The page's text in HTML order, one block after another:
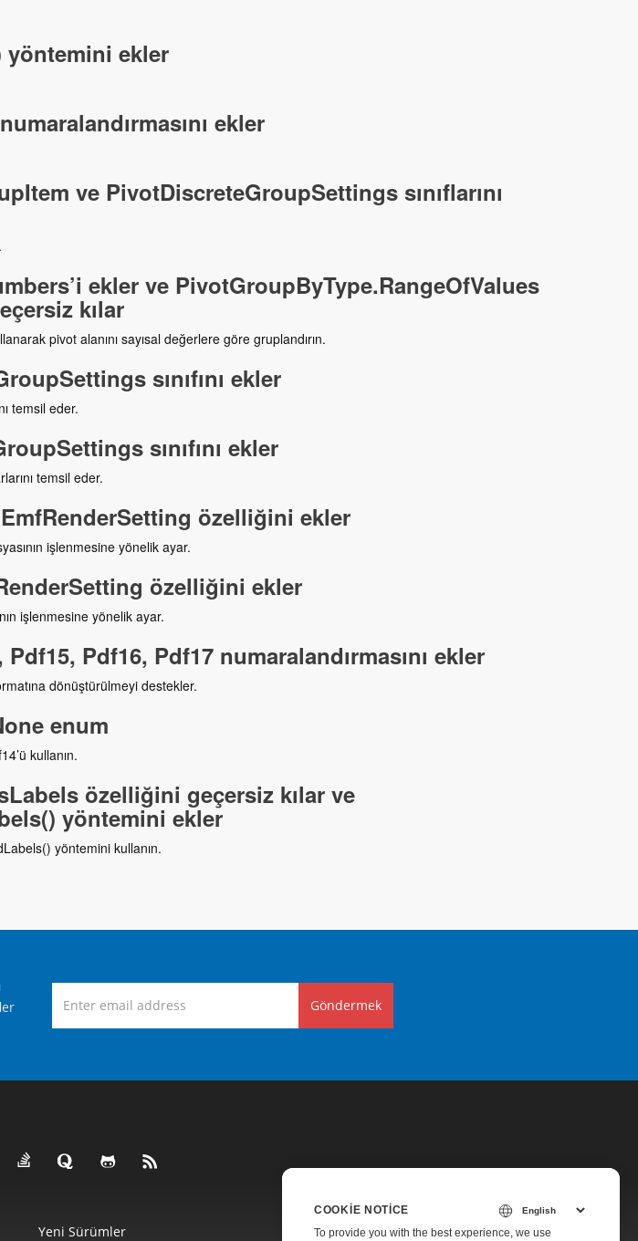
yöntemini ekler
ekler
ve PivotDiscreteGroupSettings sınıflarını
ekler ve PivotGroupByType.RangeOfValues
kılar
pivot alanını sayısal değerlere göre gruplandırın.
sınıfını ekler
temsil eder.
sınıfını ekler
temsil eder.
özelliğini ekler
işlenmesine yönelik ayar.
özelliğini ekler
işlenmesine yönelik ayar.
Pdf16, Pdf17 numaralandırmasını ekler
dönüştürülmeyi destekler.
enum
kullanın.
özelliğini geçersiz kılar ve
yöntemini ekler
yöntemini kullanın.
Göndermek
Yeni Sürümler Fiyatlandırma
COOKIE NOTICE
To provide you with the best experience, we use